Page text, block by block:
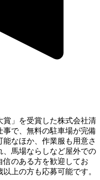
」を受賞した株式会社清
で、無料の駐車場が完備
なほか、作業服も用意さ
馬場ならしなど屋外での
のある方を歓迎してお
上の方も応募可能です。